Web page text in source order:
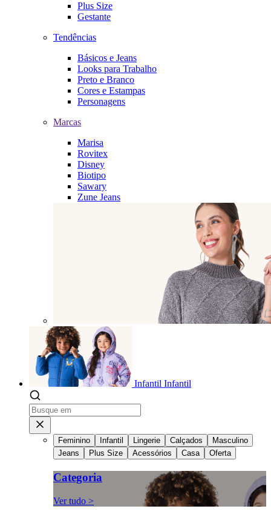
Plus Size
Gestante
Tendências
Básicos e Jeans
Looks para Trabalho
Preto e Branco
Cores e Estampas
Personagens
Marcas
Marisa
Rovitex
Disney
Biotipo
Sawary
Zune Jeans
Infantil Infantil
Feminino Infantil Lingerie Calçados
Masculino
Jeans
Plus Size Acessórios Casa Oferta
Categoria
Ver tudo >